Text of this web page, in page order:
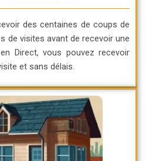
des centaines de coups de
de visites avant de recevoir une
Direct, vous pouvez recevoir
et sans délais.